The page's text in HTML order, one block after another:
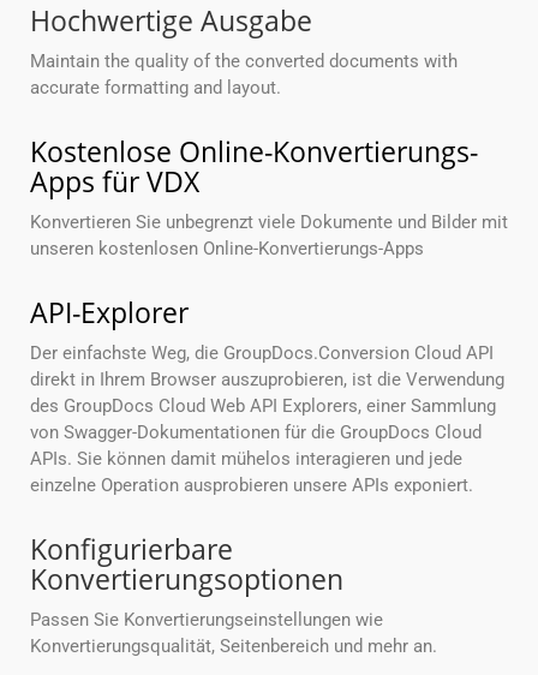
Hochwertige Ausgabe
Maintain the quality of the converted documents with
accurate formatting and layout.
Kostenlose Online-Konvertierungs-
Apps für VDX
Konvertieren Sie unbegrenzt viele Dokumente und Bilder mit
unseren kostenlosen Online-Konvertierungs-Apps
API-Explorer
Der einfachste Weg, die GroupDocs.Conversion Cloud API
direkt in Ihrem Browser auszuprobieren, ist die Verwendung
des GroupDocs Cloud Web API Explorers, einer Sammlung
von Swagger-Dokumentationen für die GroupDocs Cloud
APIs. Sie können damit mühelos interagieren und jede
einzelne Operation ausprobieren unsere APIs exponiert.
Konfigurierbare
Konvertierungsoptionen
Passen Sie Konvertierungseinstellungen wie
Konvertierungsqualität, Seitenbereich und mehr an.